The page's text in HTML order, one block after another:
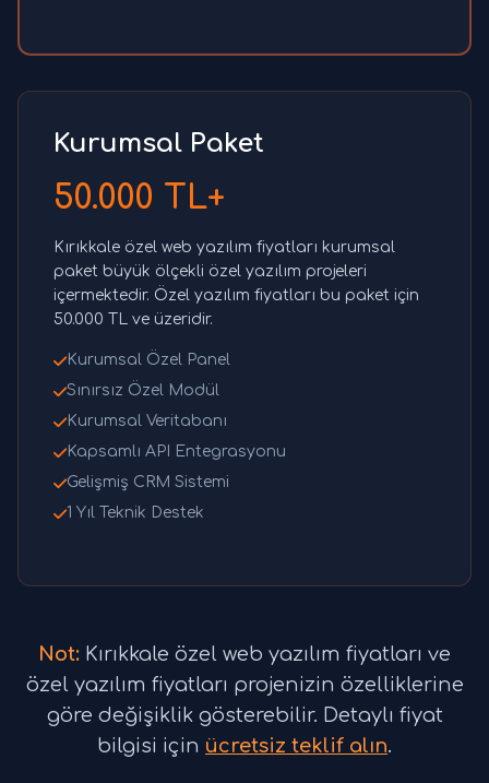
Kurumsal Paket
50.000 TL+
Kırıkkale özel web yazılım fiyatları kurumsal
paket büyük ölçekli özel yazılım projeleri
içermektedir. Özel yazılım fiyatları bu paket için
50.000 TL ve üzeridir.
Kurumsal Özel Panel
Sınırsız Özel Modül
Kurumsal Veritabanı
Kapsamlı API Entegrasyonu
Gelişmiş CRM Sistemi
1 Yıl Teknik Destek
Not: Kırıkkale özel web yazılım fiyatları ve
özel yazılım fiyatları projenizin özelliklerine
göre değişiklik gösterebilir. Detaylı fiyat
bilgisi için ücretsiz teklif alın.